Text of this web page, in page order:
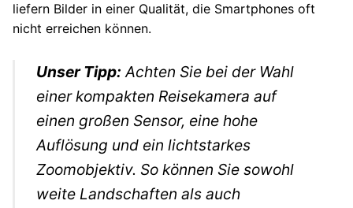
liefern Bilder in einer Qualität, die Smartphones oft
nicht erreichen können.
Unser Tipp: Achten Sie bei der Wahl
einer kompakten Reisekamera auf
einen großen Sensor, eine hohe
Auflösung und ein lichtstarkes
Zoomobjektiv. So können Sie sowohl
weite Landschaften als auch